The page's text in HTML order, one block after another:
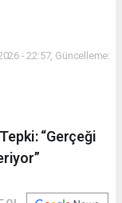
- 22:57, Güncelleme:
“Gerçeği